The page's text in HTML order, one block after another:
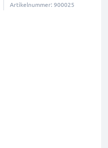
Artikelnummer: 900025